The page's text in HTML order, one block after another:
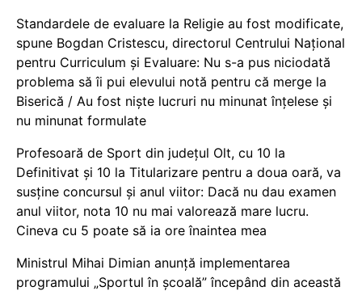
Standardele de evaluare la Religie au fost modificate,
spune Bogdan Cristescu, directorul Centrului Național
pentru Curriculum și Evaluare: Nu s-a pus niciodată
problema să îi pui elevului notă pentru că merge la
Biserică / Au fost niște lucruri nu minunat înțelese și
nu minunat formulate
Profesoară de Sport din județul Olt, cu 10 la
Definitivat și 10 la Titularizare pentru a doua oară, va
susține concursul și anul viitor: Dacă nu dau examen
anul viitor, nota 10 nu mai valorează mare lucru.
Cineva cu 5 poate să ia ore înaintea mea
Ministrul Mihai Dimian anunță implementarea
programului „Sportul în școală” începând din această